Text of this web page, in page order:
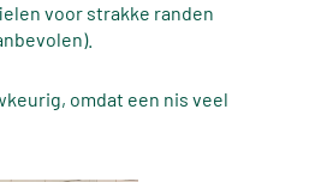
voor strakke randen
omdat een nis veel